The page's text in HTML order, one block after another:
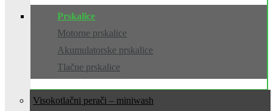
Prskalice
Motorne prskalice
Akumulatorske prskalice
Tlačne prskalice
Visokotlačni perači – miniwash